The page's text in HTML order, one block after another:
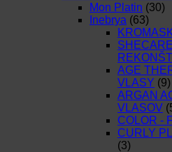
Mon Platin (30)
Inebrya (63)
AGE
VLASY (9)
ARGAN
VLASOV
COLOR -
CURLY
(3)